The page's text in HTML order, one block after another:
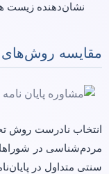
نشان‌دهنده زیست
مقایسه
انتخاب نادرست روش
مردم‌شناسی در
سنتی متداول در